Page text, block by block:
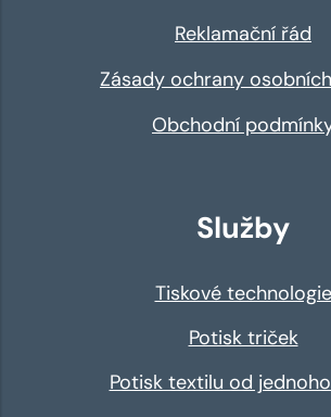
Reklamační řád
Zásady ochrany
Obchodní
Služby
Tiskové technologie
Potisk triček
Potisk textilu od